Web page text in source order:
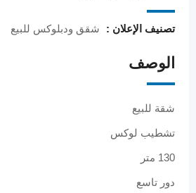
تصنيف الإعلان : شقق ودبلوكس للبيع
الوصف
شقة للبيع
تشطيب لوكس
130 متر
دور تاسع